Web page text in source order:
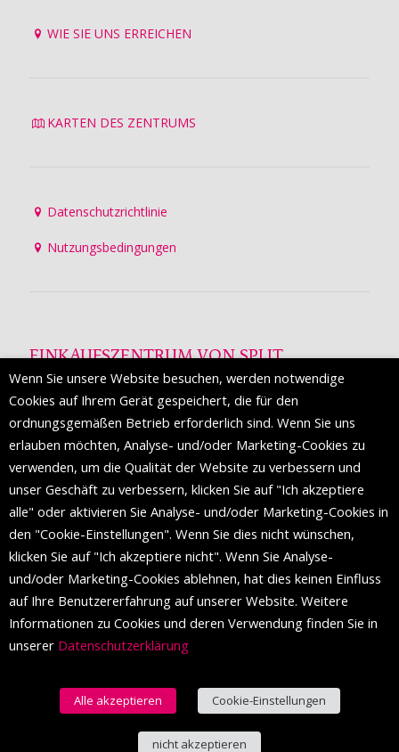
WIE SIE UNS ERREICHEN
KARTEN DES ZENTRUMS
Datenschutzrichtlinie
Nutzungsbedingungen
EINKAUFSZENTRUM VON SPLIT
Die Mall of Split
ist ein prestigeträchtiges Einkaufsziel mit
etwa 200 Einzelhandelsmarken und einer Reihe von
Weltmodemarken, die zum ersten Mal in Split erscheinen.
FOLGEN SIE UNS
© 2016 Einkaufszentrum von Split. Alle Rechte vorbehalten.
Wenn Sie unsere Website besuchen, werden notwendige
Cookies auf Ihrem Gerät gespeichert, die für den
ordnungsgemäßen Betrieb erforderlich sind. Wenn Sie uns
erlauben möchten, Analyse- und/oder Marketing-Cookies zu
verwenden, um die Qualität der Website zu verbessern und
unser Geschäft zu verbessern, klicken Sie auf "Ich akzeptiere
alle" oder aktivieren Sie Analyse- und/oder Marketing-Cookies in
den "Cookie-Einstellungen". Wenn Sie dies nicht wünschen,
klicken Sie auf "Ich akzeptiere nicht". Wenn Sie Analyse-
und/oder Marketing-Cookies ablehnen, hat dies keinen Einfluss
auf Ihre Benutzererfahrung auf unserer Website. Weitere
Informationen zu Cookies und deren Verwendung finden Sie in
unserer Datenschutzerklärung
Alle akzeptieren Cookie-Einstellungen
nicht akzeptieren